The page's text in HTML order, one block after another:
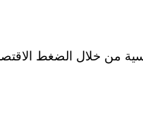
من خلال الضغط